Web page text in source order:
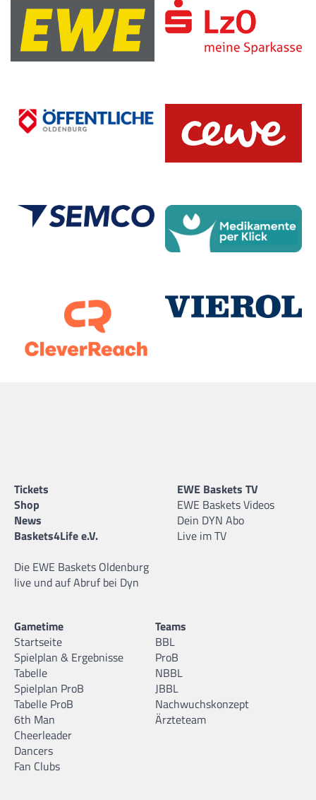
Tickets
Shop
News
Baskets4Life e.V.
Die EWE Baskets Oldenburg
live und auf Abruf bei Dyn
EWE Baskets TV
EWE Baskets Videos
Dein DYN Abo
Live im TV
Gametime
Startseite
Spielplan & Ergebnisse
Tabelle
Spielplan ProB
Tabelle ProB
6th Man
Cheerleader
Dancers
Fan Clubs
Teams
BBL
ProB
NBBL
JBBL
Nachwuchskonzept
Ärzteteam